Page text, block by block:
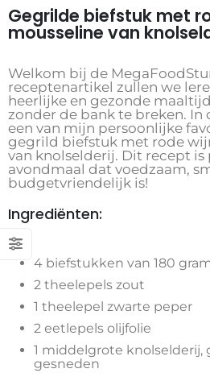
Gegrilde biefstuk met
mousseline van
Welkom bij de
receptenartikel zullen we
heerlijke en gezonde
zonder de bank te breken. In
een van mijn persoonlijke
gegrild biefstuk met rode
van knolselderij. Dit recept is
avondmaal dat voedzaam,
budgetvriendelijk is!
Ingrediënten:
4 biefstukken van 180
2 theelepels zout
1 theelepel zwarte peper
2 eetlepels olijfolie
1 middelgrote knolselderij,
gesneden